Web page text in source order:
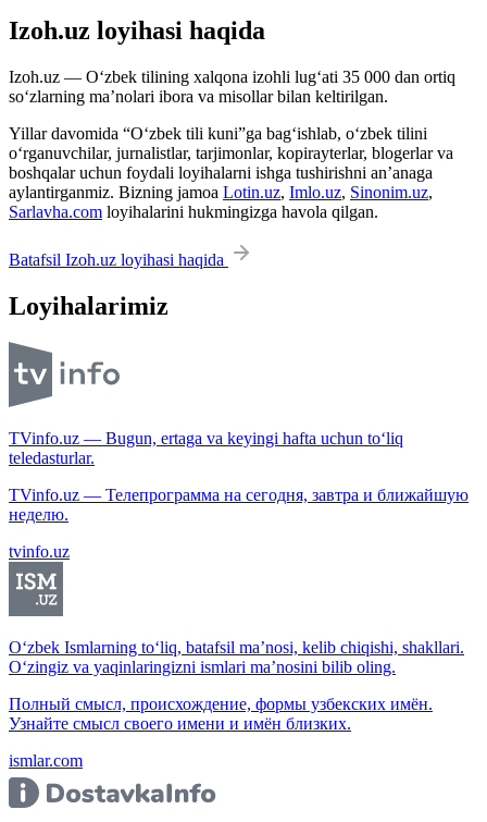
Izoh.uz loyihasi haqida
Izoh.uz — O‘zbek tilining xalqona izohli lug‘ati 35 000 dan ortiq
so‘zlarning ma’nolari ibora va misollar bilan keltirilgan.
Yillar davomida “O‘zbek tili kuni”ga bag‘ishlab, o‘zbek tilini
o‘rganuvchilar, jurnalistlar, tarjimonlar, kopirayterlar, blogerlar va
boshqalar uchun foydali loyihalarni ishga tushirishni an’anaga
aylantirganmiz. Bizning jamoa Lotin.uz, Imlo.uz, Sinonim.uz,
Sarlavha.com loyihalarini hukmingizga havola qilgan.
Batafsil Izoh.uz loyihasi haqida
Loyihalarimiz
TVinfo.uz — Bugun, ertaga va keyingi hafta uchun to‘liq
teledasturlar.
TVinfo.uz — Телепрограмма на сегодня, завтра и ближайшую
неделю.
tvinfo.uz
O‘zbek Ismlarning to‘liq, batafsil ma’nosi, kelib chiqishi, shakllari.
O‘zingiz va yaqinlaringizni ismlari ma’nosini bilib oling.
Полный смысл, происхождение, формы узбекских имён.
Узнайте смысл своего имени и имён близких.
ismlar.com